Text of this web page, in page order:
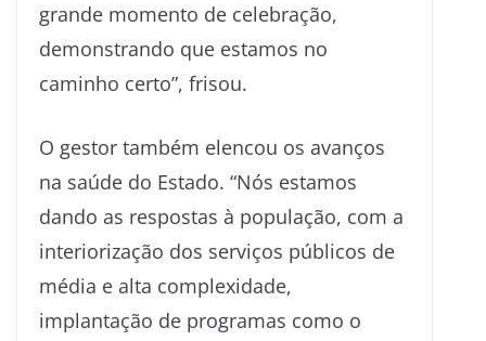
grande momento de celebração,
demonstrando que estamos no
caminho certo”, frisou.
O gestor também elencou os avanços
na saúde do Estado. “Nós estamos
dando as respostas à população, com a
interiorização dos serviços públicos de
média e alta complexidade,
implantação de programas como o